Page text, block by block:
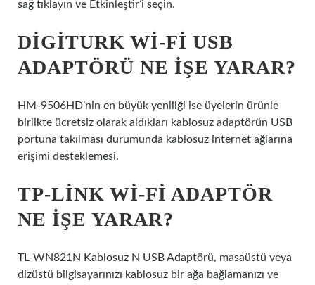
sağ tıklayın ve Etkinleştir’i seçin.
DIGITURK WI-FI USB
ADAPTÖRÜ NE IŞE YARAR?
HM-9506HD’nin en büyük yeniliği ise üyelerin ürünle
birlikte ücretsiz olarak aldıkları kablosuz adaptörün USB
portuna takılması durumunda kablosuz internet ağlarına
erişimi desteklemesi.
TP-LINK WI-FI ADAPTÖR
NE IŞE YARAR?
TL-WN821N Kablosuz N USB Adaptörü, masaüstü veya
dizüstü bilgisayarınızı kablosuz bir ağa bağlamanızı ve